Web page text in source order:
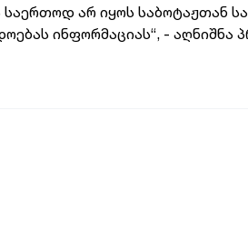
არ იყოს საბოტაჟთან
ინფორმაციას“, - აღნიშნა